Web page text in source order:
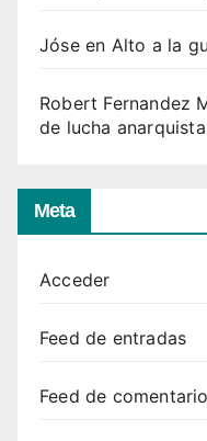
Jóseen Alto a la
Robert Fernandez
de lucha
Meta
Acceder
Feed de entradas
Feed de